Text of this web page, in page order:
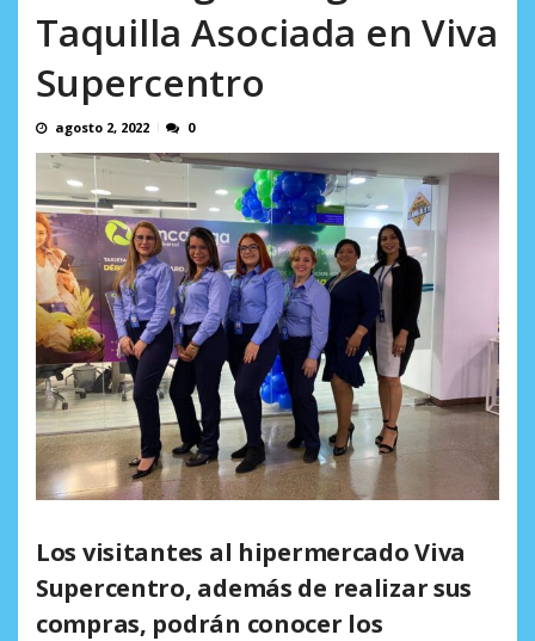
Taquilla Asociada en Viva
Supercentro
agosto 2, 2022 0
Los visitantes al hipermercado Viva
Supercentro, además de realizar sus
compras, podrán conocer los